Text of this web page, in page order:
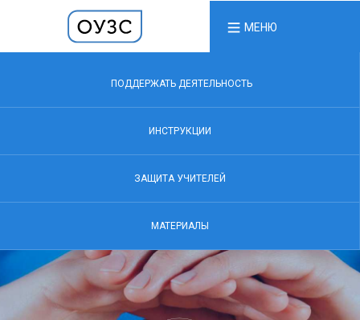
МЕНЮ
ПОДДЕРЖАТЬ ДЕЯТЕЛЬНОСТЬ
ИНСТРУКЦИИ
ЗАЩИТА УЧИТЕЛЕЙ
МАТЕРИАЛЫ